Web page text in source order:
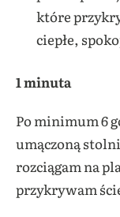
które
ciepłe,
1 minuta
Po minimum 6
umączoną
rozciągam na
przykrywam